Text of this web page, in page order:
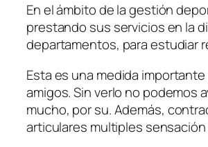
En el ámbito de la gestión
prestando sus servicios en la
departamentos, para estudiar
Esta es una medida
amigos. Sin verlo no podemos
mucho, por su. Además,
articulares multiples sensación